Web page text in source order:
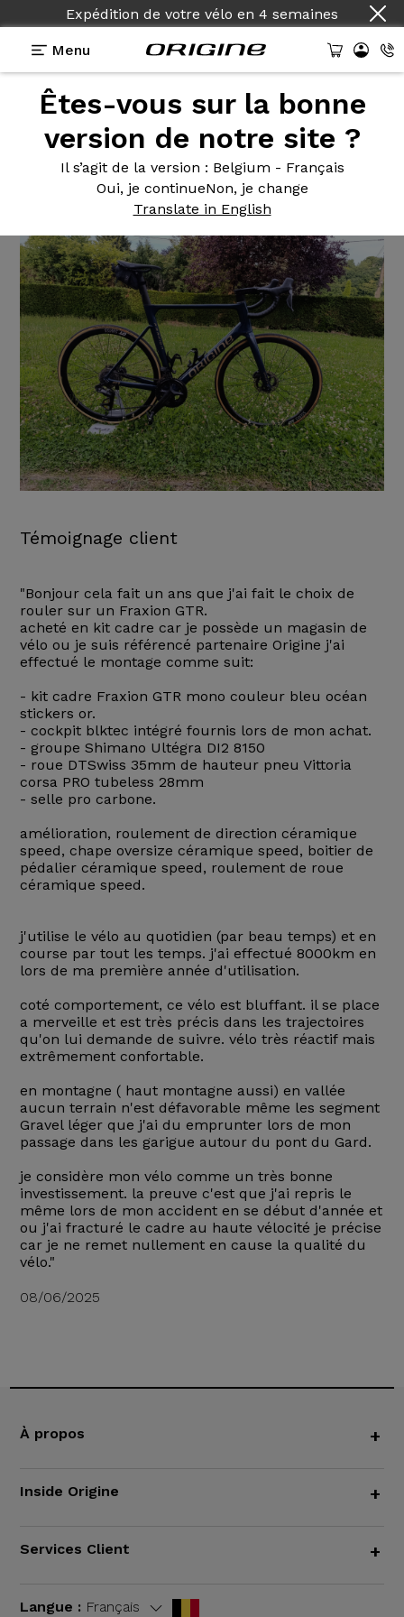
Expédition de votre vélo en 4 semaines
Menu
Êtes-vous sur la bonne
version de notre site ?
Il s’agit de la version : Belgium - Français
Oui, je continueNon, je change
Translate in English
Témoignages>Kit cadre Fraxion
cadre Fraxion
Témoignage client
"Bonjour cela fait un ans que j'ai fait le choix de
rouler sur un Fraxion GTR.
acheté en kit cadre car je possède un magasin de
vélo ou je suis référencé partenaire Origine j'ai
effectué le montage comme suit:
- kit cadre Fraxion GTR mono couleur bleu océan
stickers or.
- cockpit blktec intégré fournis lors de mon achat.
- groupe Shimano Ultégra DI2 8150
- roue DTSwiss 35mm de hauteur pneu Vittoria
corsa PRO tubeless 28mm
- selle pro carbone.
amélioration, roulement de direction céramique
speed, chape oversize céramique speed, boitier de
pédalier céramique speed, roulement de roue
céramique speed.
j'utilise le vélo au quotidien (par beau temps) et en
course par tout les temps. j'ai effectué 8000km en
lors de ma première année d'utilisation.
coté comportement, ce vélo est bluffant. il se place
a merveille et est très précis dans les trajectoires
qu'on lui demande de suivre. vélo très réactif mais
extrêmement confortable.
en montagne ( haut montagne aussi) en vallée
aucun terrain n'est défavorable même les segment
Gravel léger que j'ai du emprunter lors de mon
passage dans les garigue autour du pont du Gard.
je considère mon vélo comme un très bonne
investissement. la preuve c'est que j'ai repris le
même lors de mon accident en se début d'année et
ou j'ai fracturé le cadre au haute vélocité je précise
car je ne remet nullement en cause la qualité du
vélo."
08/06/2025
À propos +
Inside Origine +
Services Client +
Langue : Français